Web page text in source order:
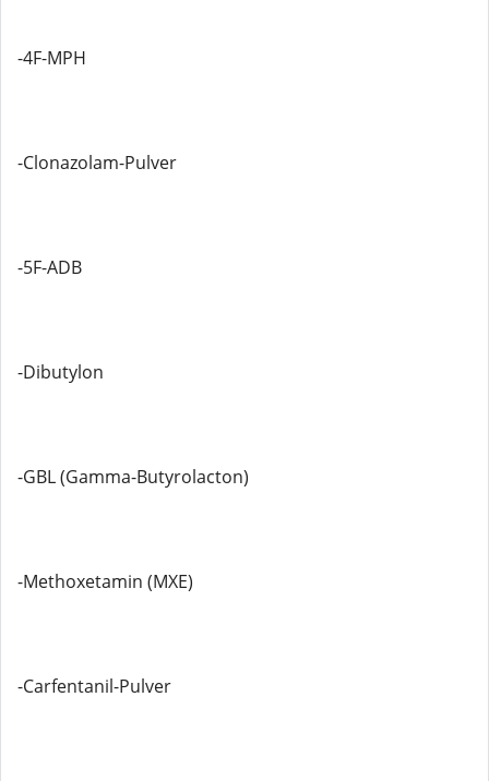
-4F-MPH
-Clonazolam-Pulver
-5F-ADB
-Dibutylon
-GBL (Gamma-Butyrolacton)
-Methoxetamin (MXE)
-Carfentanil-Pulver